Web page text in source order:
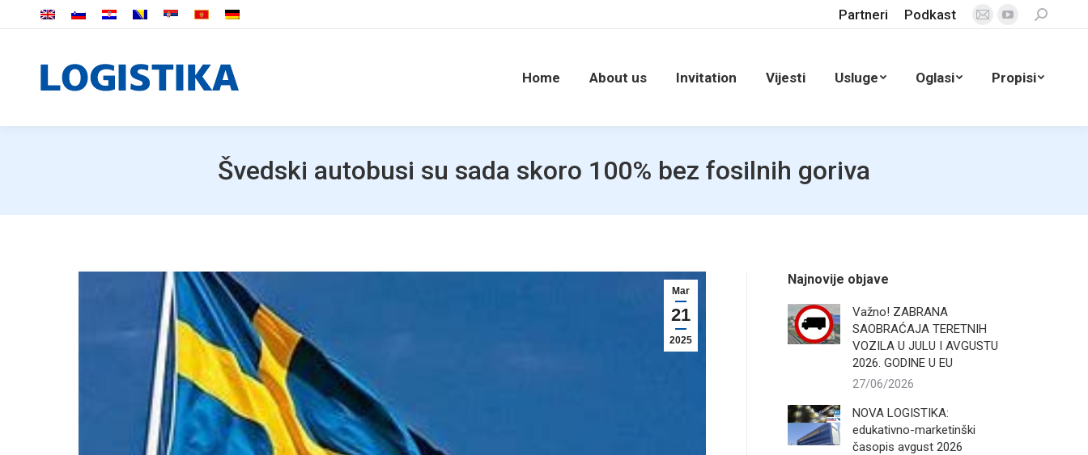
Partneri Podkast
Mail
window
YouTube
in
window
Search:
Home About us Invitation Vijesti Usluge Oglasi Propisi
Švedski autobusi su sada skoro 100% bez fosilnih goriva
Mar
21
2025
Najnovije objave
Važno! ZABRANA
SAOBRAĆAJA TERETNIH
VOZILA U JULU I AVGUSTU
2026. GODINE U EU
27/06/2026
NOVA LOGISTIKA:
edukativno-marketinški
časopis avgust 2026